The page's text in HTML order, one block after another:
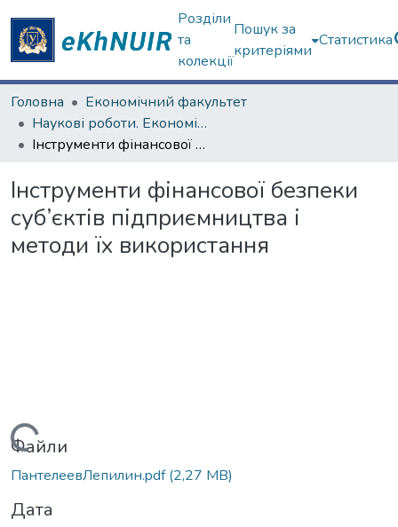
Розділи
та
колекції
Пошук за
критеріями
Статистика
Головна
Економічний факультет
Наукові роботи. Економічний факультет
Інструменти фінансової безпеки суб’єктів підприємництва і методи їх використання
Інструменти фінансової безпеки
суб’єктів підприємництва і
методи їх використання
Вантажиться...
Файли
ПантелеевЛепилин.pdf(2,27 MB)
Дата